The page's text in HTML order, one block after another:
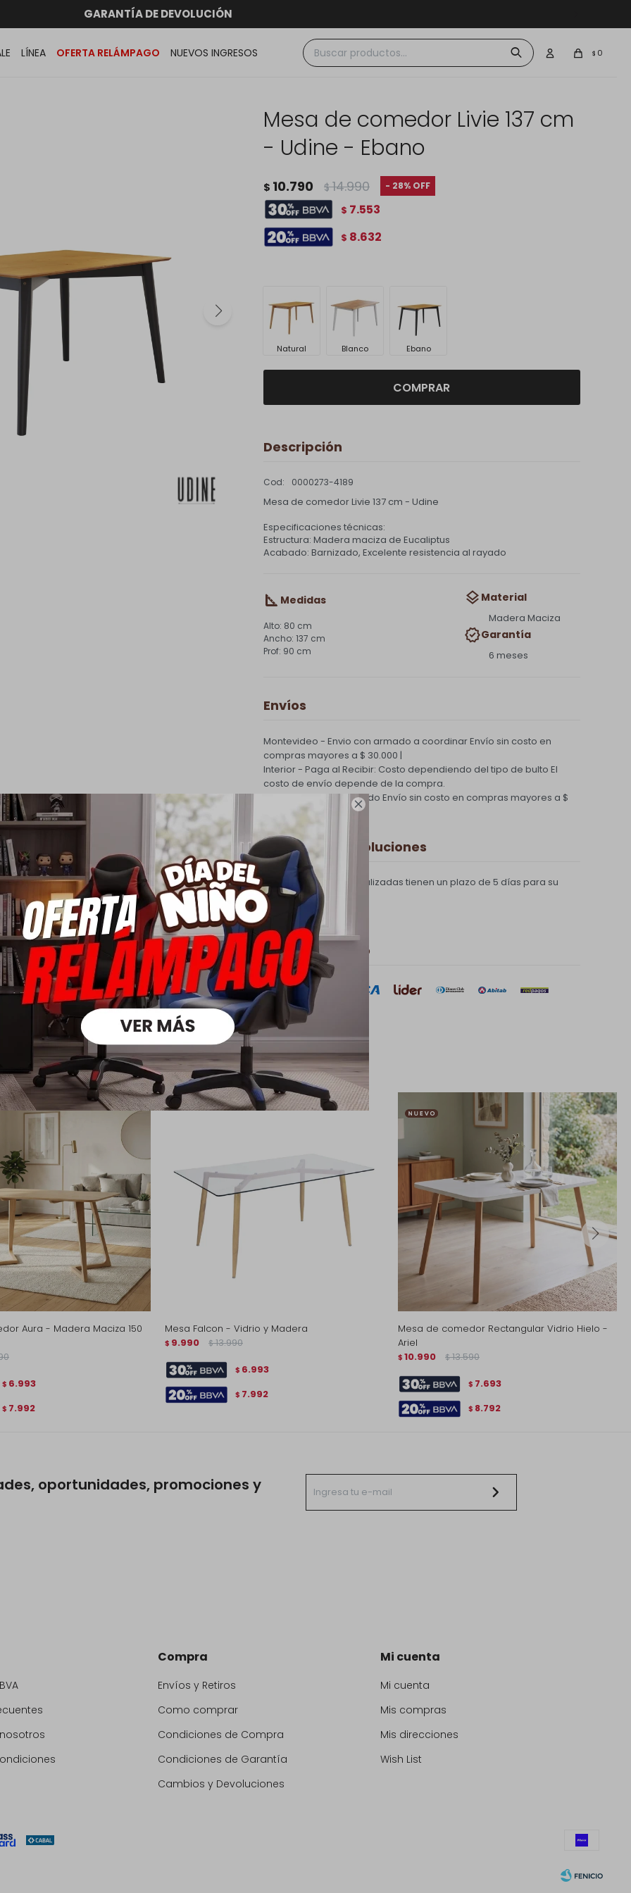

ENVÍOS A TODO EL PAÍS
GARANTÍA DE DEVOLUCIÓN
hasta 12 CUOTAS sin RECARGO
dentro de MONTEVIDEO en compras superiores a $30.000
LÍNEA OFERTA RELÁMPAGO NUEVOS INGRESOS $ 0
Mesa de comedor Livie 137 cm
- Udine - Ebano
$ 10.790 $ 14.990 28
$ 7.553
$ 8.632
Natural Blanco Ebano
COMPRAR
Descripción
0000273-4189
Mesa de comedor Livie 137 cm - Udine
Especificaciones técnicas:
Estructura: Madera maciza de Eucaliptus
Acabado: Barnizado, Excelente resistencia al rayado
Medidas
80 cm
137 cm
90 cm
Material
Madera Maciza
Garantía
6 meses
Envíos
Montevideo - Envio con armado a coordinarEnvío sin costo en
compras mayores a $ 30.000 |
Interior - Paga al Recibir: Costo dependiendo del tipo de bulto El
costo de envío depende de la compra.
PQuick Envío Coordinado Envío sin costo en compras mayores a $
30.000 |
Cambios y Devoluciones
Todas las compras realizadas tienen un plazo de 5 días para su
cambio.
Ver mas
Medios de pago
que te pueden interesar
Aura - Madera Maciza 150
$ 6.993
$ 7.992
Mesa Falcon - Vidrio y Madera
$ 9.990 $ 13.990
$ 6.993
$ 7.992
Mesa de comedor Rectangular Vidrio Hielo -
Ariel
$ 10.990 $ 13.590
$ 7.693
$ 8.792
oportunidades, promociones y
Compra
Envíos y Retiros
Como comprar
Condiciones de Compra
Condiciones de Garantía
Cambios y Devoluciones
Mi cuenta
Mi cuenta
Mis compras
Mis direcciones
Wish List